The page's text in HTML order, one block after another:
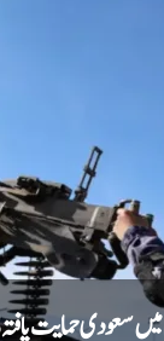
حمایت یافتہ 38 فوجی ہلاک